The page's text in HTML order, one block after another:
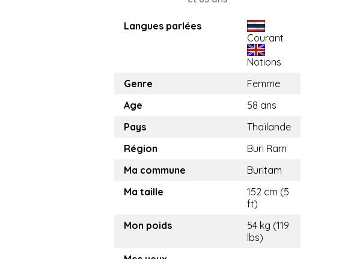
Langues parlées
Courant
Notions
Genre
Femme
Age
58 ans
Pays
Thaïlande
Région
Buri Ram
Ma commune
Buritam
Ma taille
152 cm (5
ft)
Mon poids
54 kg (119
lbs)